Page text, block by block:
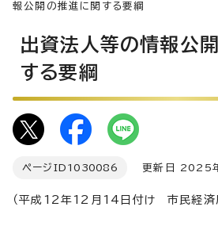
報公開の推進に関する要綱
出資法人等の情報公
する要綱
ページID 1030086 更新日 2025
（平成12年12月14日付け 市民経済